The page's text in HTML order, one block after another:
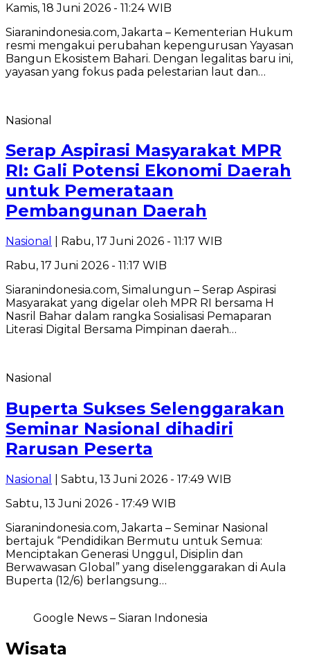
Kamis, 18 Juni 2026 - 11:24 WIB
Siaranindonesia.com, Jakarta – Kementerian Hukum
resmi mengakui perubahan kepengurusan Yayasan
Bangun Ekosistem Bahari. Dengan legalitas baru ini,
yayasan yang fokus pada pelestarian laut dan…
Nasional
Serap Aspirasi Masyarakat MPR
RI: Gali Potensi Ekonomi Daerah
untuk Pemerataan
Pembangunan Daerah
Nasional
| Rabu, 17 Juni 2026 - 11:17 WIB
Rabu, 17 Juni 2026 - 11:17 WIB
Siaranindonesia.com, Simalungun – Serap Aspirasi
Masyarakat yang digelar oleh MPR RI bersama H
Nasril Bahar dalam rangka Sosialisasi Pemaparan
Literasi Digital Bersama Pimpinan daerah…
Nasional
Buperta Sukses Selenggarakan
Seminar Nasional dihadiri
Rarusan Peserta
Nasional
| Sabtu, 13 Juni 2026 - 17:49 WIB
Sabtu, 13 Juni 2026 - 17:49 WIB
Siaranindonesia.com, Jakarta – Seminar Nasional
bertajuk “Pendidikan Bermutu untuk Semua:
Menciptakan Generasi Unggul, Disiplin dan
Berwawasan Global” yang diselenggarakan di Aula
Buperta (12/6) berlangsung…
Google News – Siaran Indonesia
Wisata